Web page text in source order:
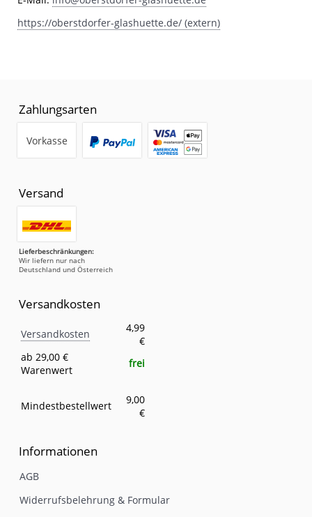
https://oberstdorfer-glashuette.de/ (extern)
Zahlungsarten
Vorkasse
Versand
Lieferbeschränkungen:
Wir liefern nur nach
Deutschland und Österreich
Versandkosten
Eigenschaft
Versandkosten
4,99
€
ab 29,00 €
Warenwert
frei
Mindestbestellwert
9,00
€
Informationen
AGB
Widerrufsbelehrung & Formular